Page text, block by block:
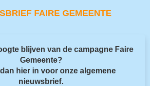
FAIRE GEMEENTE
blijven van de campagne Faire
Gemeente?
hier in voor onze algemene
nieuwsbrief.